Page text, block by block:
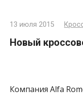
13 июля 2015
Новый
Компания Alfa